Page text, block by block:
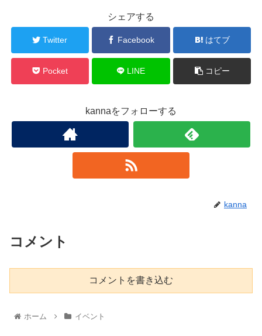
シェアする
Twitter Facebook はてブ
Pocket LINE コピー
kannaをフォローする
kanna
コメント
コメントを書き込む
ホーム イベント